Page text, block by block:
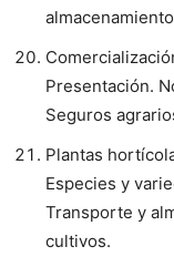
Presentación.
Seguros
Plantas
Especies y
Transporte y
cultivos.